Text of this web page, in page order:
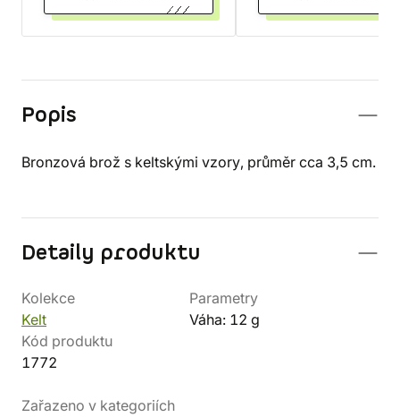
Popis
Bronzová brož s keltskými vzory, průměr cca 3,5 cm.
Detaily produktu
Kolekce
Kelt
Parametry
Váha: 12 g
Kód produktu
1772
Zařazeno v kategoriích